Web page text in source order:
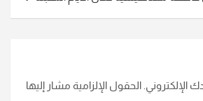
الإلكتروني. الحقول الإلزامية مشار إليها